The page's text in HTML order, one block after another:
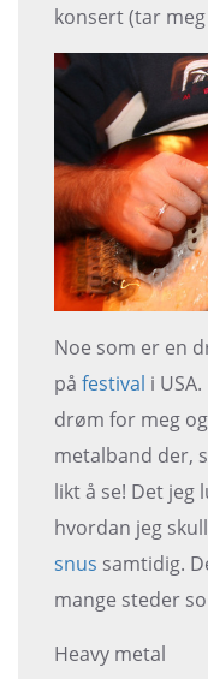
konsert (tar
Noe som er en
på festival i
drøm for meg
metalband der,
likt å se! Det jeg
hvordan jeg
snus samtidig.
mange steder
Heavy metal